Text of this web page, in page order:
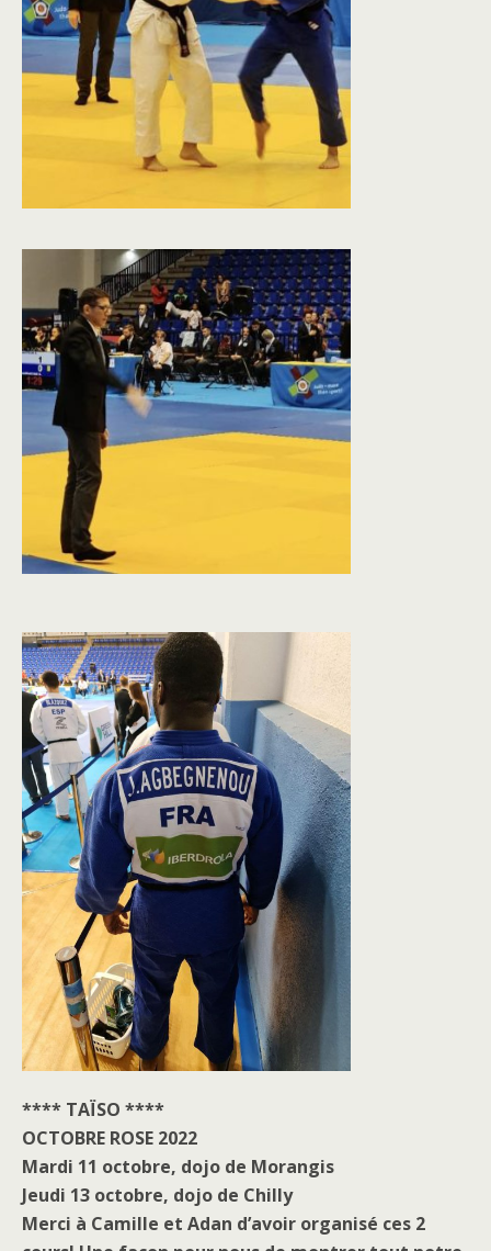
**** TAÏSO ****
OCTOBRE ROSE 2022
Mardi 11 octobre, dojo de Morangis
Jeudi 13 octobre, dojo de Chilly
Merci à Camille et Adan d’avoir organisé ces 2